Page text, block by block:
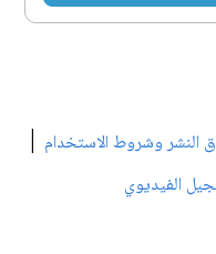
النشر وشروط الاستخدام |
الفيديوي